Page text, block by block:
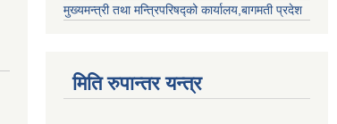
मुख्यमन्त्री तथा मन्त्रिपरिषद्को कार्यालय,बागमती प्रदेश
मिति रुपान्तर यन्त्र